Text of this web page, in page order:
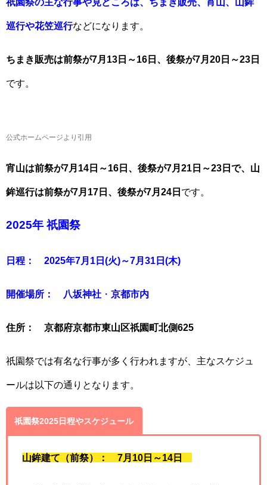
巡行や花笠巡行などになります。
ちまき販売は前祭が7月13日～16日、後祭が7月20日～23日
です。
公式ホームページより引用
宵山は前祭が7月14日～16日、後祭が7月21日～23日で、山
鉾巡行は前祭が7月17日、後祭が7月24日 です。
2025年 祇園祭
日程： 2025年7月1日(火)～7月31日(木)
開催場所： 八坂神社 ・ 京都市内
住所： 京都府京都市東山区祇園町北側625
祇園祭では有名な行事が多く行われますが、主なスケジュ
ールは以下の通りとなります。
祇園祭2025日程やスケジュール
山鉾建て（前祭）： 7月10日～14日